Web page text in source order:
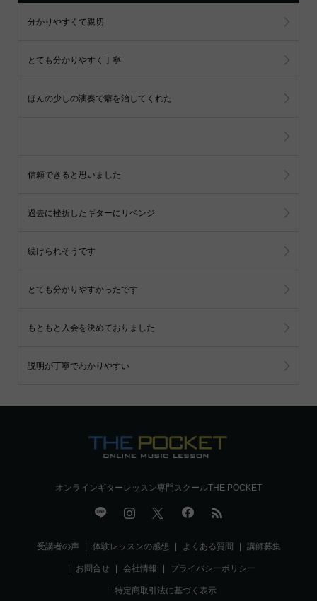
分かりやすくて親切
とても分かりやすく丁寧
ほんの少しの演奏で癖を治してくれた
信頼できると思いました
過去に挫折したギターにリベンジ
続けられそうです
とても分かりやすかったです
もともと入会を決めておりました
説明が丁寧でわかりやすい
オンラインギターレッスン専門スクールTHE POCKET
受講者の声 体験レッスンの感想 よくある質問 講師募集
お問合せ 会社情報 プライバシーポリシー
特定商取引法に基づく表示